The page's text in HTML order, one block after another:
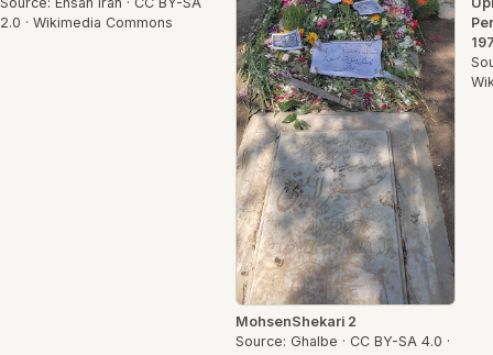
2.0 · Wikimedia Commons
MohsenShekari 2
Source: Ghalbe · CC BY-SA 4.0 ·